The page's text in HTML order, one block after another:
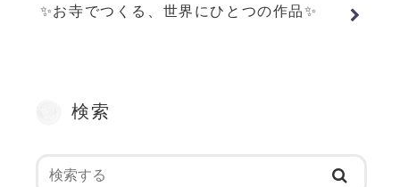
✨お寺でつくる、世界にひとつの作品✨
検索